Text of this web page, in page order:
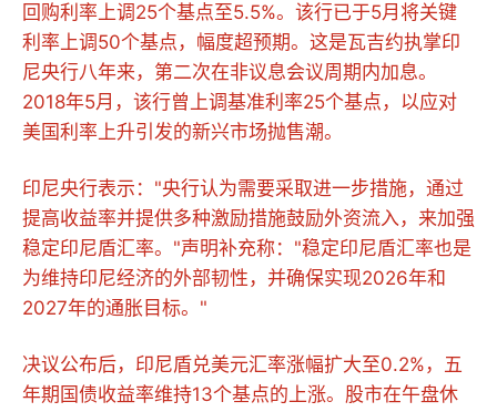
回购利率上调25个基点至5.5%。该行已于5月将关键
利率上调50个基点，幅度超预期。这是瓦吉约执掌印
尼央行八年来，第二次在非议息会议周期内加息。
2018年5月，该行曾上调基准利率25个基点，以应对
美国利率上升引发的新兴市场抛售潮。
印尼央行表示："央行认为需要采取进一步措施，通过
提高收益率并提供多种激励措施鼓励外资流入，来加强
稳定印尼盾汇率。"声明补充称："稳定印尼盾汇率也是
为维持印尼经济的外部韧性，并确保实现2026年和
2027年的通胀目标。"
决议公布后，印尼盾兑美元汇率涨幅扩大至0.2%，五
年期国债收益率维持13个基点的上涨。股市在午盘休